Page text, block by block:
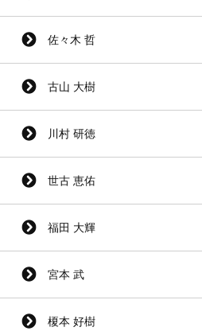
佐々木 哲
古山 大樹
川村 研徳
世古 恵佑
福田 大輝
宮本 武
榎本 好樹